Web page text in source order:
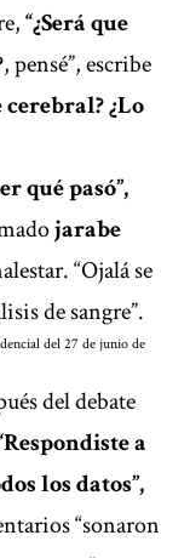
“¿Será que
, pensé”, escribe
¿Lo
qué pasó”,
jarabe
“Ojalá se
de sangre”.
del 27 de junio de
del debate
a
los datos”,
“sonaron